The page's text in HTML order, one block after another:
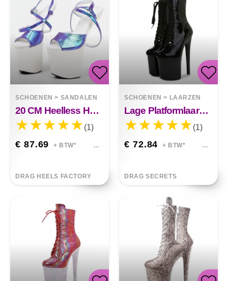
SCHOENEN > SANDALEN
20 CM Heelless Hoge Hak Sandalen Vis Mond Enkelbandje
(1)
€ 87.69 + BTW*
DRAG HEELS FACTORY
SCHOENEN > LAARZEN
Lage Platformlaarzen In Effen Kleur
(1)
€ 72.84 + BTW*
DRAG SECRETS